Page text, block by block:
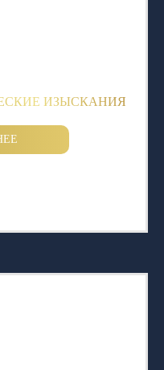
ИЗЫСКАНИЯ